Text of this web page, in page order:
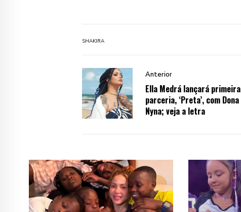
SHAKIRA
Anterior
Ella Medrá lançará primeira
parceria, ‘Preta’, com Dona
Nyna; veja a letra